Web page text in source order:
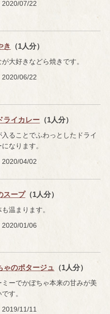
2020/07/22
き （1人分）
大好きなどら焼きです。
2020/06/22
ライカレー （1人分）
入ることでふわっとしたドライ
なります。
2020/04/02
スープ（1人分）
温まります。
2020/01/06
ゃのポタージュ （1人分）
ミーでかぼちゃ本来の甘みが美
す。
2019/11/11